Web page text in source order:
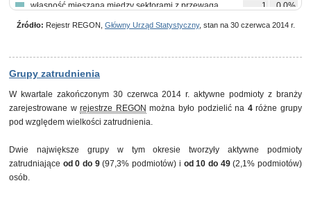
własność mieszana między sektorami z przewagą
własności zagranicznej
1 0,0%
Źródło: Rejestr REGON, Główny Urząd Statystyczny, stan na 30 czerwca 2014 r.
Grupy zatrudnienia
W kwartale zakończonym 30 czerwca 2014 r. aktywne podmioty z branży
zarejestrowane wrejestrze REGON można było podzielić na 4różne grupy
pod względem wielkości zatrudnienia.
Dwie największe grupy w tym okresie tworzyły aktywne podmioty
zatrudniające od 0 do 9(97,3% podmiotów) i od 10 do 49(2,1% podmiotów)
osób.